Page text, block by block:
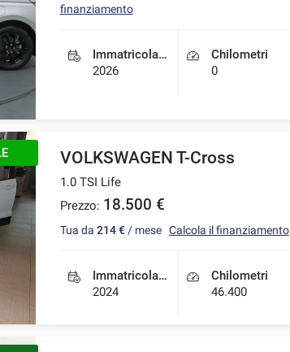
finanziamento
Immatricolazione
2026
Chilometri
0
VOLKSWAGEN T-Cross
1.0 TSI Life
Prezzo: 18.500 €
Tua da 214 €/ mese Calcola il finanziamento
Immatricolazione
2024
Chilometri
46.400